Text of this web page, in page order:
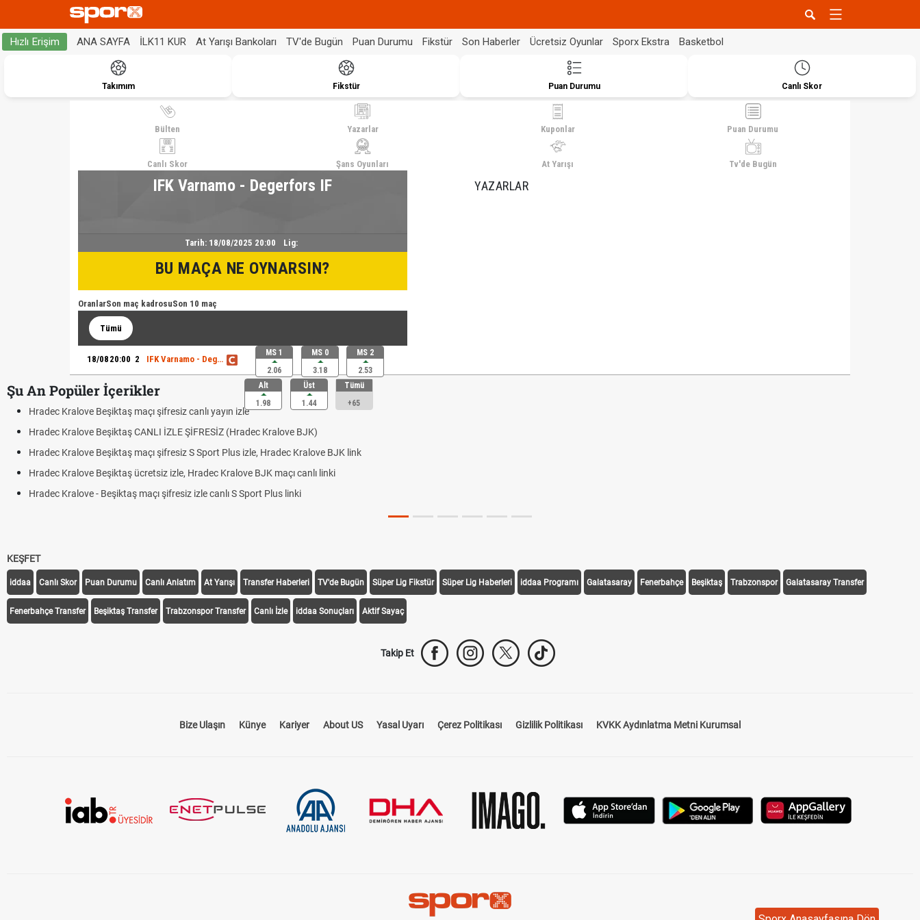
Hızlı Erişim ANA SAYFA İLK11 KUR At Yarışı Bankoları TV'de Bugün Puan Durumu Fikstür Son Haberler Ücretsiz Oyunlar Sporx Ekstra Basketbol
Takımım Fikstür Puan Durumu Canlı Skor
Bülten Yazarlar Kuponlar Puan Durumu
Canlı Skor Şans Oyunları At Yarışı Tv'de Bugün
IFK Varnamo - Degerfors IF
Tarih: 18/08/2025 20:00 Lig:
BU MAÇA NE OYNARSIN?
OranlarSon maç kadrosuSon 10 maç
Tümü
18/08 20:00 2 IFK Varnamo - Degerfors IF
MS 1
2.06
MS 0
3.18
MS 2
2.53
Alt
1.98
Üst
1.44
Tümü
+65
YAZARLAR
Şu An Popüler İçerikler
Hradec Kralove Beşiktaş maçı şifresiz canlı yayın izle
Hradec Kralove Beşiktaş CANLI İZLE ŞİFRESİZ (Hradec Kralove BJK)
Hradec Kralove Beşiktaş maçı şifresiz S Sport Plus izle, Hradec Kralove BJK link
Hradec Kralove Beşiktaş ücretsiz izle, Hradec Kralove BJK maçı canlı linki
Hradec Kralove - Beşiktaş maçı şifresiz izle canlı S Sport Plus linki
KEŞFET
iddaa Canlı Skor Puan Durumu Canlı Anlatım At Yarışı Transfer Haberleri TV'de Bugün Süper Lig Fikstür Süper Lig Haberleri iddaa Programı Galatasaray Fenerbahçe Beşiktaş Trabzonspor Galatasaray Transfer
Fenerbahçe Transfer Beşiktaş Transfer Trabzonspor Transfer Canlı İzle iddaa Sonuçları Aktif Sayaç
Takip Et
Bize Ulaşın Künye Kariyer About US Yasal Uyarı Çerez Politikası Gizlilik Politikası KVKK Aydınlatma Metni Kurumsal